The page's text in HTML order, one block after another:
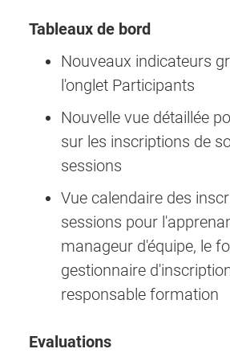
Tableaux de bord
Nouveaux indicateurs
l'onglet Participants
Nouvelle vue détaillée
sur les inscriptions de
sessions
Vue calendaire des
sessions pour
manageur d'équipe, le
gestionnaire
responsable formation
Evaluations